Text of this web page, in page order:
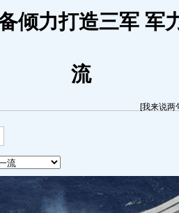
倾力打造三军 军
流
[我来说两